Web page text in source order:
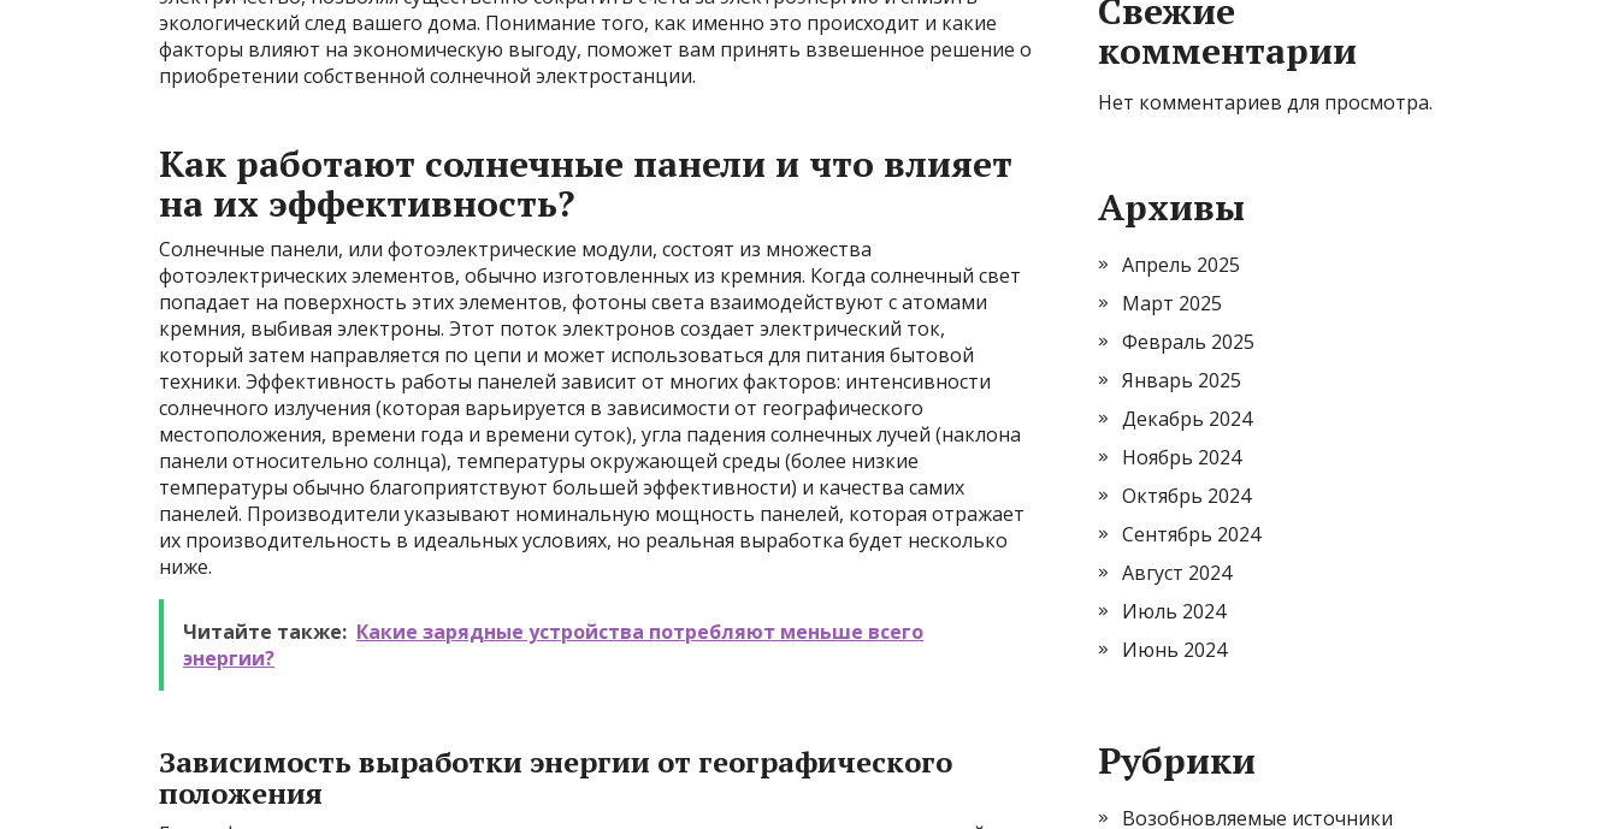
экологический след вашего дома. Понимание того, как именно это происходит и какие
факторы влияют на экономическую выгоду, поможет вам принять взвешенное решение о
приобретении собственной солнечной электростанции.
Как работают солнечные панели и что влияет
на их эффективность?
Солнечные панели, или фотоэлектрические модули, состоят из множества
фотоэлектрических элементов, обычно изготовленных из кремния. Когда солнечный свет
попадает на поверхность этих элементов, фотоны света взаимодействуют с атомами
кремния, выбивая электроны. Этот поток электронов создает электрический ток,
который затем направляется по цепи и может использоваться для питания бытовой
техники. Эффективность работы панелей зависит от многих факторов: интенсивности
солнечного излучения (которая варьируется в зависимости от географического
местоположения, времени года и времени суток), угла падения солнечных лучей (наклона
панели относительно солнца), температуры окружающей среды (более низкие
температуры обычно благоприятствуют большей эффективности) и качества самих
панелей. Производители указывают номинальную мощность панелей, которая отражает
их производительность в идеальных условиях, но реальная выработка будет несколько
ниже.
Читайте также: Какие зарядные устройства потребляют меньше всего
энергии?
Зависимость выработки энергии от географического
положения
Свежие
комментарии
Нет комментариев для просмотра.
Архивы
Апрель 2025
Март 2025
Февраль 2025
Январь 2025
Декабрь 2024
Ноябрь 2024
Октябрь 2024
Сентябрь 2024
Август 2024
Июль 2024
Июнь 2024
Рубрики
Возобновляемые источники